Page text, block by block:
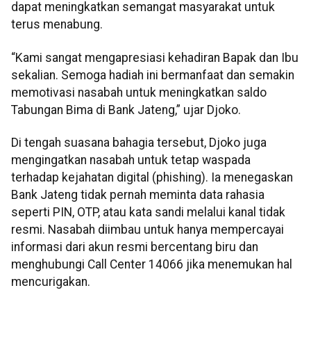
dapat meningkatkan semangat masyarakat untuk
terus menabung.
“Kami sangat mengapresiasi kehadiran Bapak dan Ibu
sekalian. Semoga hadiah ini bermanfaat dan semakin
memotivasi nasabah untuk meningkatkan saldo
Tabungan Bima di Bank Jateng,” ujar Djoko.
Di tengah suasana bahagia tersebut, Djoko juga
mengingatkan nasabah untuk tetap waspada
terhadap kejahatan digital (phishing). Ia menegaskan
Bank Jateng tidak pernah meminta data rahasia
seperti PIN, OTP, atau kata sandi melalui kanal tidak
resmi. Nasabah diimbau untuk hanya mempercayai
informasi dari akun resmi bercentang biru dan
menghubungi Call Center 14066 jika menemukan hal
mencurigakan.